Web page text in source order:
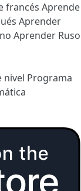
francés Aprende
Aprender
Aprender Ruso
nivel Programa